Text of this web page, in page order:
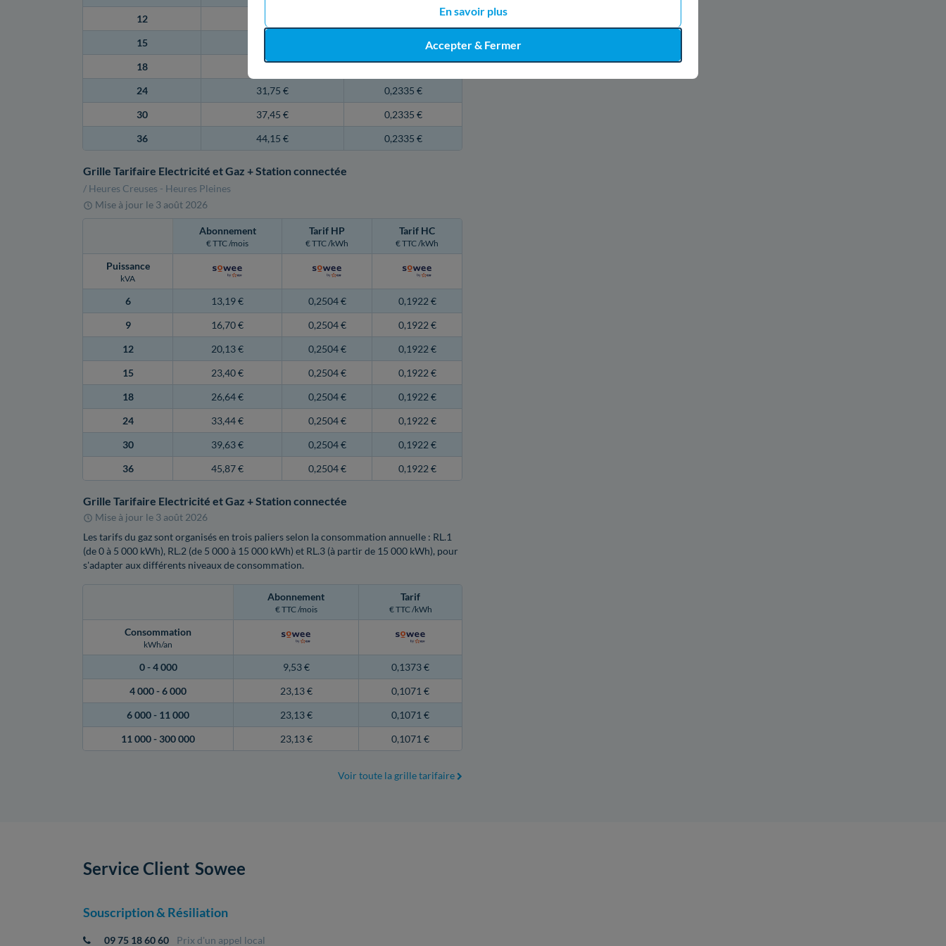
En savoir plus
Accepter & Fermer
12
15
18
25,09 €
0,2335 €
24
31,75 €
0,2335 €
30
37,45 €
0,2335 €
36
44,15 € 0,2335 €
Grille Tarifaire Electricité et Gaz + Station connectée
/ Heures Creuses - Heures Pleines
Mise à jour le 3 août 2026
Abonnement
€ TTC /mois
Tarif HP
€ TTC /kWh
Tarif HC
€ TTC /kWh
Puissance
kVA
6 13,19 € 0,2504 €
0,1922 €
9
16,70 € 0,2504 €
0,1922 €
12
20,13 € 0,2504 €
0,1922 €
15
23,40 € 0,2504 €
0,1922 €
18
26,64 € 0,2504 €
0,1922 €
24
33,44 € 0,2504 €
0,1922 €
30
39,63 € 0,2504 €
0,1922 €
36
45,87 € 0,2504 € 0,1922 €
Grille Tarifaire Electricité et Gaz + Station connectée
Mise à jour le 3 août 2026
Les tarifs du gaz sont organisés en trois paliers selon la consommation annuelle : RL.1
(de 0 à 5 000 kWh), RL.2 (de 5 000 à 15 000 kWh) et RL.3 (à partir de 15 000 kWh), pour
s'adapter aux différents niveaux de consommation.
Abonnement
€ TTC /mois
Tarif
€ TTC /kWh
Consommation
kWh/an
0 -4 000 9,53 €
0,1373 €
4 000 -6 000 23,13 €
0,1071 €
6 000 - 11 000 23,13 €
0,1071 €
11 000 - 300 000 23,13 € 0,1071 €
Voir toute la grille tarifaire
Sowee
Service Client
Souscription & Résiliation
09 75 18 60 60 Prix d'un appel local